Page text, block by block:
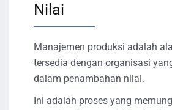
Nilai
Manajemen produksi adalah
tersedia dengan organisasi
dalam penambahan nilai.
Ini adalah proses yang